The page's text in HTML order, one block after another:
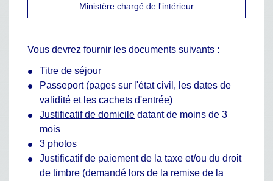
Ministère chargé de l'intérieur
Vous devrez fournir les documents suivants :
Titre de séjour
Passeport (pages sur l'état civil, les dates de
validité et les cachets d'entrée)
Justificatif de domicile datant de moins de 3
mois
3 photos
Justificatif de paiement de la taxe et/ou du droit
de timbre (demandé lors de la remise de la